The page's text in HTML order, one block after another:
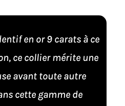
en or 9 carats à ce
ce collier mérite une
avant toute autre
cette gamme de